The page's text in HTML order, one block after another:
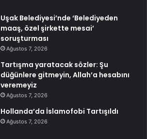
Uşak Belediyesi’nde ‘Belediyeden
maaş, özel şirkette mesai’
soruşturması
Ağustos 7, 2026
Tartışma yaratacak sözler: Şu
düğünlere gitmeyin, Allah’a hesabını
veremeyiz
Ağustos 7, 2026
Hollanda’da İslamofobi Tartışıldı
Ağustos 7, 2026